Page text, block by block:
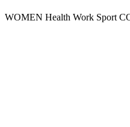
WOMEN Health Work Sport